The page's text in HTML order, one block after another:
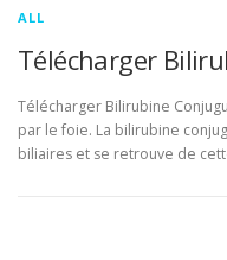
ALL
Télécharger
Télécharger Bilirubine
par le foie. La bilirubine
biliaires et se retrouve de